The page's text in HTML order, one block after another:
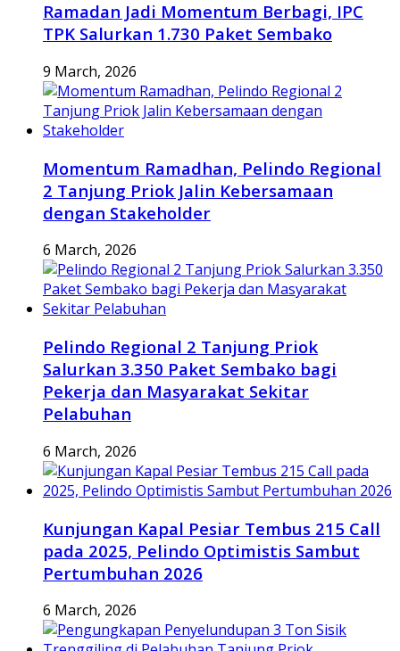
Ramadan Jadi Momentum Berbagi, IPC
TPK Salurkan 1.730 Paket Sembako
9 March, 2026
Momentum Ramadhan, Pelindo Regional
2 Tanjung Priok Jalin Kebersamaan
dengan Stakeholder
6 March, 2026
Pelindo Regional 2 Tanjung Priok
Salurkan 3.350 Paket Sembako bagi
Pekerja dan Masyarakat Sekitar
Pelabuhan
6 March, 2026
Kunjungan Kapal Pesiar Tembus 215 Call
pada 2025, Pelindo Optimistis Sambut
Pertumbuhan 2026
6 March, 2026